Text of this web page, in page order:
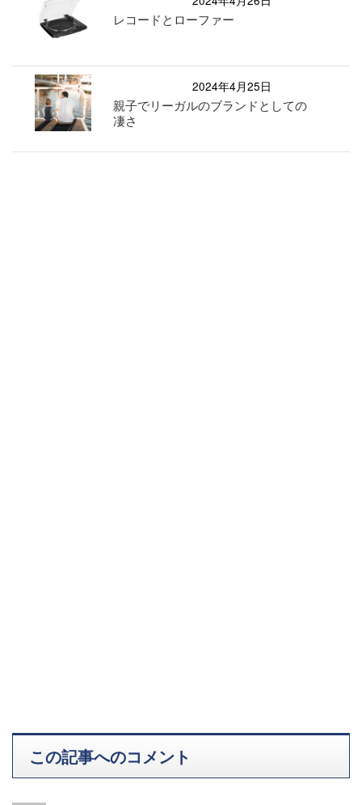
レコードとローファー
2024年4月25日
親子でリーガルのブランドとしての
凄さ
この記事へのコメント